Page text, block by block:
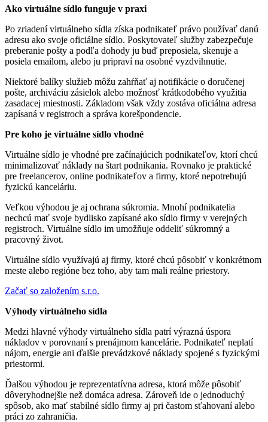
Ako virtuálne sídlo funguje v praxi
Po zriadení virtuálneho sídla získa podnikateľ právo používať danú
adresu ako svoje oficiálne sídlo. Poskytovateľ služby zabezpečuje
preberanie pošty a podľa dohody ju buď preposiela, skenuje a
posiela emailom, alebo ju pripraví na osobné vyzdvihnutie.
Niektoré balíky služieb môžu zahŕňať aj notifikácie o doručenej
pošte, archiváciu zásielok alebo možnosť krátkodobého využitia
zasadacej miestnosti. Základom však vždy zostáva oficiálna adresa
zapísaná v registroch a správa korešpondencie.
Pre koho je virtuálne sídlo vhodné
Virtuálne sídlo je vhodné pre začínajúcich podnikateľov, ktorí chcú
minimalizovať náklady na štart podnikania. Rovnako je praktické
pre freelancerov, online podnikateľov a firmy, ktoré nepotrebujú
fyzickú kanceláriu.
Veľkou výhodou je aj ochrana súkromia. Mnohí podnikatelia
nechcú mať svoje bydlisko zapísané ako sídlo firmy v verejných
registroch. Virtuálne sídlo im umožňuje oddeliť súkromný a
pracovný život.
Virtuálne sídlo využívajú aj firmy, ktoré chcú pôsobiť v konkrétnom
meste alebo regióne bez toho, aby tam mali reálne priestory.
Začať so založením s.r.o.
Výhody virtuálneho sídla
Medzi hlavné výhody virtuálneho sídla patrí výrazná úspora
nákladov v porovnaní s prenájmom kancelárie. Podnikateľ neplatí
nájom, energie ani ďalšie prevádzkové náklady spojené s fyzickými
priestormi.
Ďalšou výhodou je reprezentatívna adresa, ktorá môže pôsobiť
dôveryhodnejšie než domáca adresa. Zároveň ide o jednoduchý
spôsob, ako mať stabilné sídlo firmy aj pri častom sťahovaní alebo
práci zo zahraničia.